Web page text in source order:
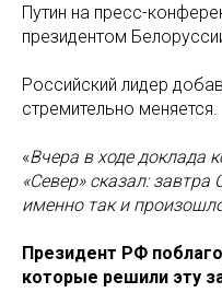
Путин на пресс-
президентом
Российский лидер
стремительно меняется.
«Вчера в ходе доклада
«Север» сказал:
именно так и
Президент РФ
которые решили эту